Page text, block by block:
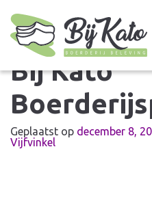
Bij Kato
Geplaatst op december 8,
Vijfvinkel